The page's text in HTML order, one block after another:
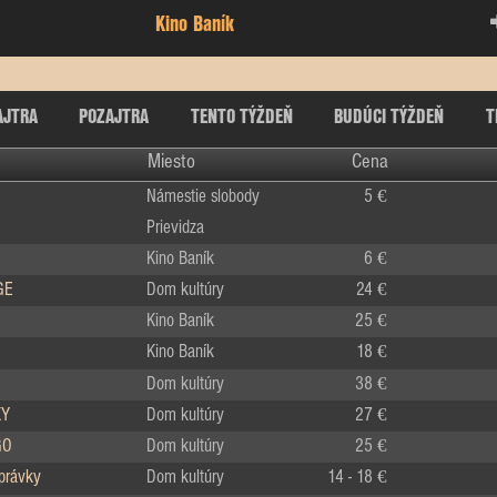
Kino Baník
POZAJTRA TENTO TÝŽDEŇ BUDÚCI TÝŽDEŇ
Miesto Cena
Námestie slobody
Prievidza
5 €
Kino Baník 6 €
Dom kultúry 24 €
Kino Baník 25 €
Kino Baník 18 €
Dom kultúry 38 €
Dom kultúry 27 €
Dom kultúry 25 €
Dom kultúry 14 - 18 €